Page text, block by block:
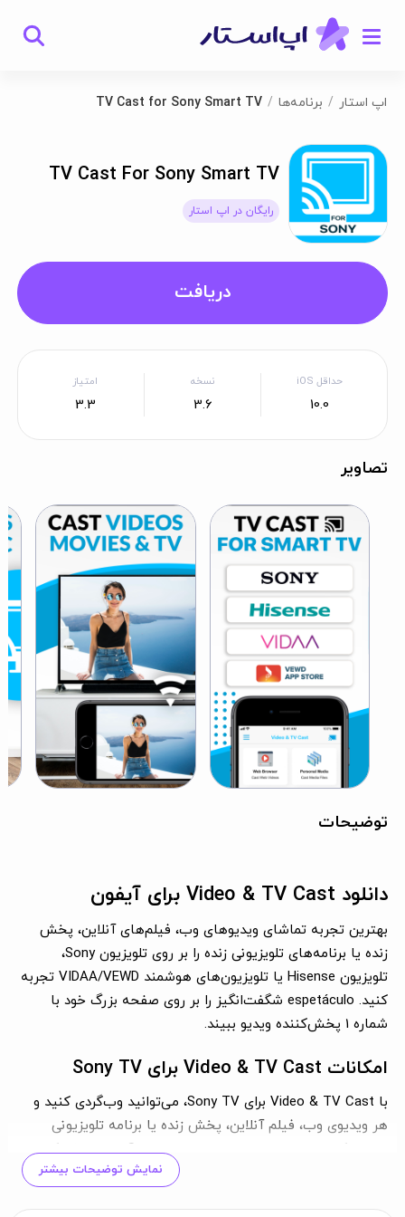
اپ استار برنامه‌ها TV Cast for Sony Smart TV
TV Cast For Sony Smart TV
رایگان در اپ استار
دریافت
حداقل iOS
10.0
نسخه
3.6
امتیاز
3.3
تصاویر
توضیحات
دانلود Video & TV Cast برای آیفون
بهترین تجربه تماشای ویدیوهای وب، فیلم‌های آنلاین، پخش
زنده یا برنامه‌های تلویزیونی زنده را بر روی تلویزیون Sony،
تلویزیون Hisense یا تلویزیون‌های هوشمند VIDAA/VEWD تجربه
کنید. espetáculo شگفت‌انگیز را بر روی صفحه بزرگ خود با
شماره 1 پخش‌کننده ویدیو ببیند.
امکانات Video & TV Cast برای Sony TV
با Video & TV Cast برای Sony TV، می‌توانید وب‌گردی کنید و
هر ویدیوی وب، فیلم آنلاین، پخش زنده یا برنامه تلویزیونی
زنده‌ای که می‌خواهید را بر روی تلویزیون Sony خود پخش کنید.
فرمت‌های Mp4، m3u8، پخش زنده hls و همچنین ویدیو بر روی
نمایش توضیحات بیشتر